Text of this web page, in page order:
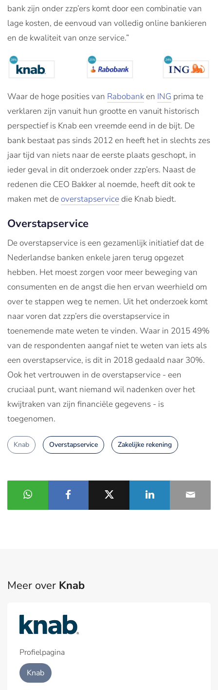
bank zijn onder zzp’ers komt door een combinatie van
lage kosten, de eenvoud van volledig online bankieren
en de kwaliteit van onze service.”
Waar de hoge posities van Rabobank en ING prima te
verklaren zijn vanuit hun grootte en vanuit historisch
perspectief is Knab een vreemde eend in de bijt. De
bank bestaat pas sinds 2012 en heeft het in slechts zes
jaar tijd van niets naar de eerste plaats geschopt, in
ieder geval in dit onderzoek onder zzp’ers. Naast de
redenen die CEO Bakker al noemde, heeft dit ook te
maken met deoverstapservicedie Knab biedt.
Overstapservice
De overstapservice is een gezamenlijk initiatief dat de
Nederlandse banken enkele jaren terug opgezet
hebben. Het moest zorgen voor meer beweging van
consumenten en de angst die hen ervan weerhield om
over te stappen weg te nemen. Uit het onderzoek komt
naar voren dat zzp’ers die overstapservice in
toenemende mate weten te vinden. Waar in 2015 49%
van de respondenten aangaf niet te weten van iets als
een overstapservice, is dit in 2018 gedaald naar 30%.
Ook het vertrouwen in de overstapservice - een
cruciaal punt, want niemand wil nadenken over het
kwijtraken van zijn financiële gegevens - is
toegenomen.
Knab Overstapservice Zakelijke rekening
Meer over Knab
Profielpagina
Knab